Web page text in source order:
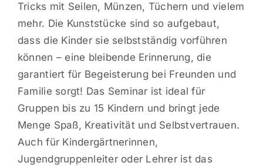
Tricks mit Seilen, Münzen, Tüchern und vielem
mehr. Die Kunststücke sind so aufgebaut,
dass die Kinder sie selbstständig vorführen
können – eine bleibende Erinnerung, die
garantiert für Begeisterung bei Freunden und
Familie sorgt! Das Seminar ist ideal für
Gruppen bis zu 15 Kindern und bringt jede
Menge Spaß, Kreativität und Selbstvertrauen.
Auch für Kindergärtnerinnen,
Jugendgruppenleiter oder Lehrer ist das